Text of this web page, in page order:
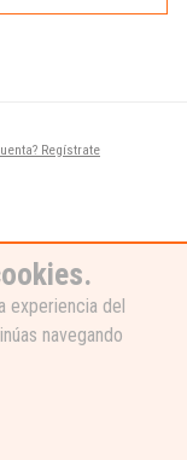
Regístrate
experiencia del
navegando